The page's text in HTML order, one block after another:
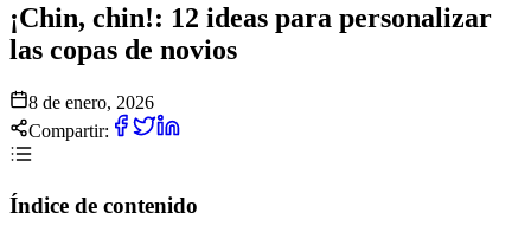
¡Chin, chin!: 12 ideas para personalizar
las copas de novios
8 de enero, 2026
Compartir:
Índice de contenido